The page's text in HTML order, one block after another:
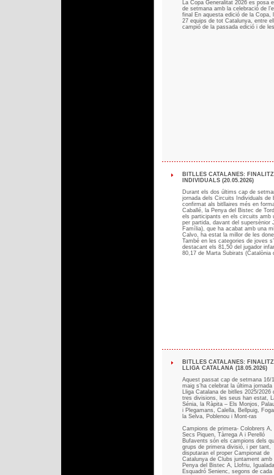
La Copa Generalitat 2026 es posa
de setmana amb la celebració de
final En aquesta edició de la Copa,
27 equips de tot Catalunya, entre
campió de la passada edició i de
BITLLES CATALANES:
INDIVIDUALS (20.05.2026)
Durant els dos últims cap de
jornada dels Circuits Individuals de
confirmat als bitllaires més en
Caballé, la Penya del Bistec de
els participants en els circuits amb
per partida, davant del supersènior
Família), que ha acabat amb una
Calvo, ha estat la millor de les
També en les categories de joves
destacant els 81,50 del jugador
80,17 de Marta Subirats (Catalònia
BITLLES CATALANES:
LLIGA CATALANA (18.05.2026)
Aquest passat cap de setmana 16/
maig s’ha celebrat la última jornada
Lliga Catalana de bitlles 2025/2026
tres divisions, les seus han estat,
Sénia, la Ràpita – Els Monjos,
i Plegamans, Calella, Bellpuig,
la Selva, Poblenou i Mont-ras
Campions de primera- Colobrers A,
Secs Piquen, Tàrrega A i Perelló
Bufavents són els campions dels
grups de primera divisió, i per tant,
disputaran el proper Campionat de
Catalunya de Clubs juntament amb
Penya del Bistec A, Llofriu,
Esquadró Senienc, segons de cada